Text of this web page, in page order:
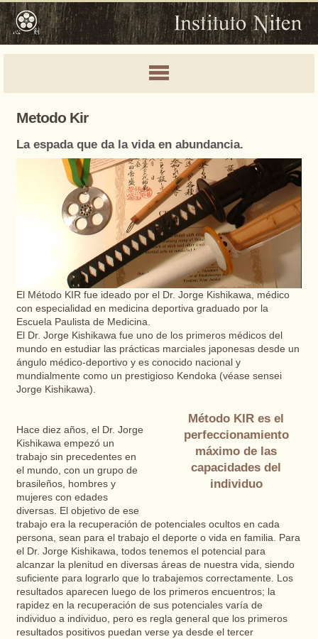
Metodo Kir
La espada que da la vida en abundancia.
El Método KIR fue ideado por el Dr. Jorge Kishikawa, médico
con especialidad en medicina deportiva graduado por la
Escuela Paulista de Medicina.
El Dr. Jorge Kishikawa fue uno de los primeros médicos del
mundo en estudiar las prácticas marciales japonesas desde un
ángulo médico-deportivo y es conocido nacional y
mundialmente como un prestigioso Kendoka (véase sensei
Jorge Kishikawa).
Método KIR es el
perfeccionamiento
máximo de las
capacidades del
individuo
Hace diez años, el Dr. Jorge
Kishikawa empezó un
trabajo sin precedentes en
el mundo, con un grupo de
brasileños, hombres y
mujeres con edades
diversas. El objetivo de ese
trabajo era la recuperación de potenciales ocultos en cada
persona, sean para el trabajo el deporte o vida en familia. Para
el Dr. Jorge Kishikawa, todos tenemos el potencial para
alcanzar la plenitud en diversas áreas de nuestra vida, siendo
suficiente para lograrlo que lo trabajemos correctamente. Los
resultados aparecen luego de los primeros encuentros; la
rapidez en la recuperación de sus potenciales varía de
individuo a individuo, pero es regla general que los primeros
resultados positivos puedan verse ya desde el tercer